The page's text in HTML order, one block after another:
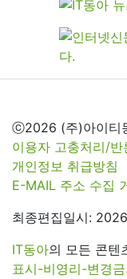
ⓒ2026 (주)아이티
이용자 고충처리/반
개인정보 취급방침
E-MAIL 주소 수집
최종편집일시:
IT동아의 모든 콘텐
표시-비영리-변경